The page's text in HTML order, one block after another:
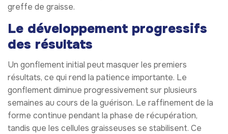
greffe de graisse.
Le développement progressifs
des résultats
Un gonflement initial peut masquer les premiers
résultats, ce qui rend la patience importante. Le
gonflement diminue progressivement sur plusieurs
semaines au cours de la guérison. Le raffinement de la
forme continue pendant la phase de récupération,
tandis que les cellules graisseuses se stabilisent. Ce